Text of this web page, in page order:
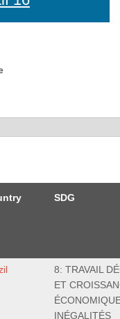
SDG
8: TRAVAIL
ET
INÉGALITÉS